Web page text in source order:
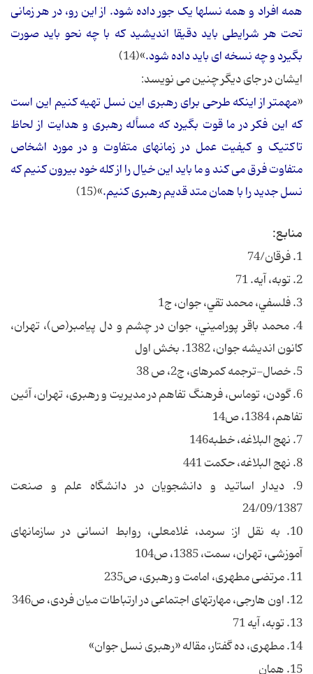
همه افراد و همه نسلها یک جور داده شود. از این رو، در هر زمانی
تحت هر شرایطی باید دقیقا اندیشید که با چه نحو باید صورت
بگیرد و چه نسخه ای باید داده شود.»(14)
ایشان در جای دیگر چنین می نویسد:
«مهمتر از اینکه طرحی برای رهبری این نسل تهیه کنیم این است
که این فکر در ما قوت بگیرد که مسأله رهبری و هدایت از لحاظ
تاکتیک و کیفیت عمل در زمانهای متفاوت و در مورد اشخاص
متفاوت فرق می کند و ما باید این خیال را از کله خود بیرون کنیم که
نسل جدید را با همان متد قدیم رهبری کنیم.»(15)
منابع:
1. فرقان/74
2. توبه، آیه. 71
3. فلسفي، محمد تقي، جوان، ج1
4. محمد باقر پوراميني، ‌جوان‌ در چشم‌ و دل‌ پيامبر(ص)، تهران،
كانون‌ انديشه جوان‌، 1382. بخش اول
5. خصال-ترجمه كمره‏اى، ج‏2، ص 38
6. گودن، توماس، فرهنگ تفاهم در مدیریت و رهبری، تهران، آئین
تفاهم، 1384، ص14
7. نهج البلاغه، خطبه146
8. نهج البلاغه، حكمت 441
9. ديدار اساتيد و دانشجويان در دانشگاه علم و صنعت
24/09/1387
10. به نقل از: سرمد، غلامعلی، روابط انسانی در سازمانهای
آموزشی، تهران، سمت، 1385، ص104
11. مرتضی مطهری، امامت و رهبری، ص235
12. اون هارجی، مهارتهای اجتماعی در ارتباطات میان فردی، ص346
13. توبه، آیه 71
14. مطهری، ده گفتار، مقاله «رهبری نسل جوان»
15. همان